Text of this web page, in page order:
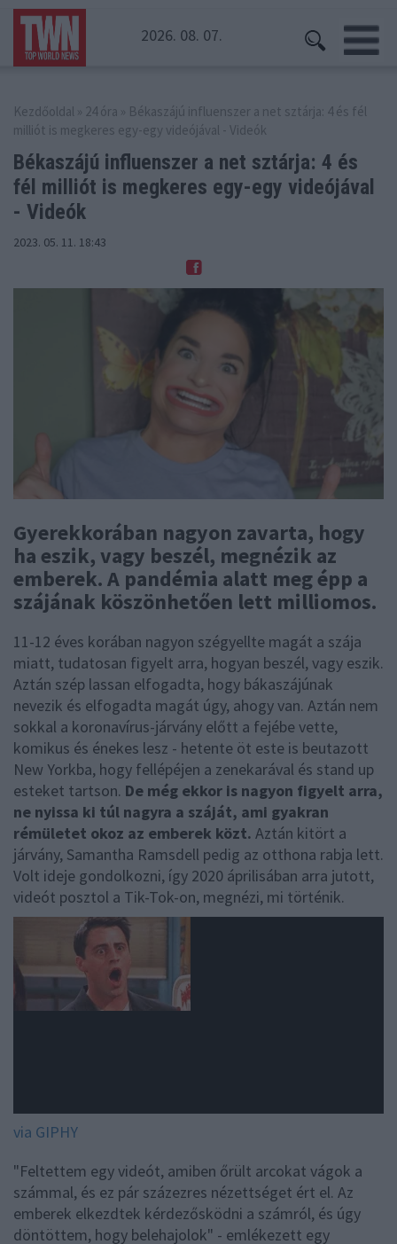
2026. 08. 07.
Kezdőoldal » 24 óra » Békaszájú influenszer a net sztárja: 4 és fél
milliót is megkeres egy-egy videójával - Videók
Békaszájú influenszer a net sztárja: 4 és
fél milliót is megkeres egy-egy videójával
- Videók
2023. 05. 11. 18:43
Gyerekkorában nagyon zavarta, hogy
ha eszik, vagy beszél, megnézik az
emberek. A pandémia alatt meg épp a
szájának köszönhetően lett milliomos.
11-12 éves korában nagyon szégyellte magát a szája
miatt, tudatosan figyelt arra, hogyan beszél, vagy eszik.
Aztán szép lassan elfogadta, hogy bákaszájúnak
nevezik és elfogadta magát úgy, ahogy van. Aztán nem
sokkal a koronavírus-járvány előtt a fejébe vette,
komikus és énekes lesz - hetente öt este is beutazott
New Yorkba, hogy fellépéjen a zenekarával és stand up
esteket tartson. De még ekkor is nagyon figyelt arra,
ne nyissa ki túl nagyra a száját, ami gyakran
rémületet okoz az emberek közt. Aztán kitört a
járvány, Samantha Ramsdell pedig az otthona rabja lett.
Volt ideje gondolkozni, így 2020 áprilisában arra jutott,
videót posztol a Tik-Tok-on, megnézi, mi történik.
via GIPHY
"Feltettem egy videót, amiben őrült arcokat vágok a
számmal, és ez pár százezres nézettséget ért el. Az
emberek elkezdtek kérdezősködni a számról, és úgy
döntöttem, hogy belehajolok" - emlékezett egy